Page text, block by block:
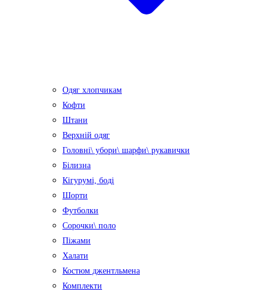
Одяг хлопчикам
Кофти
Штани
Верхній одяг
Головні\ убори\ шарфи\ рукавички
Білизна
Кігурумі, боді
Шорти
Футболки
Сорочки\ поло
Піжами
Халати
Костюм джентльмена
Комплекти